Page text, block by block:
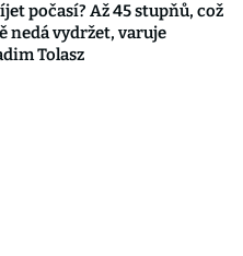
počasí? Až 45 stupňů, což
nedá vydržet, varuje
Tolasz